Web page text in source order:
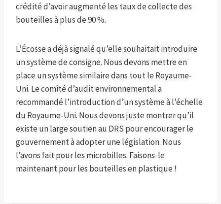
crédité d’avoir augmenté les taux de collecte des
bouteilles à plus de 90 %.
L’Écosse a déjà signalé qu’elle souhaitait introduire
un système de consigne. Nous devons mettre en
place un système similaire dans tout le Royaume-
Uni. Le comité d’audit environnemental a
recommandé l’introduction d’un système à l’échelle
du Royaume-Uni. Nous devons juste montrer qu’il
existe un large soutien au DRS pour encourager le
gouvernement à adopter une législation. Nous
l’avons fait pour les microbilles. Faisons-le
maintenant pour les bouteilles en plastique !